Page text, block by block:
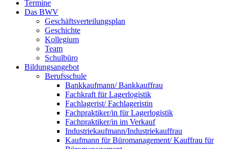
Termine
Das BWV
Geschäftsverteilungsplan
Geschichte
Kollegium
Team
Schulbüro
Bildungsangebot
Berufsschule
Bankkaufmann/ Bankkauffrau
Fachkraft für Lagerlogistik
Fachlagerist/ Fachlageristin
Fachpraktiker/in für Lagerlogistik
Fachpraktiker/in im Verkauf
Industriekaufmann/Industriekauffrau
Kaufmann für Büromanagement/ Kauffrau für